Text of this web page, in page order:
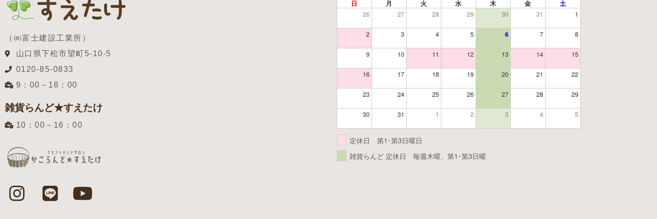
（㈱富士建設工業所）
山口県下松市望町5-10-5
0120-85-0833
9：00－18：00
雑貨らんど★すえたけ
10：00－16：00
日 月 火 水 木 金
土
26
27 28 29 30 31 1
2 3 4 5 6 7 8
9 10 11 12 13 14 15
16 17 18 19 20 21 22
23 24 25 26 27 28 29
30 31 1 2 3 4 5
定休日 第1･第3日曜日
雑貨らんど 定休日 毎週木曜、第1･第3日曜